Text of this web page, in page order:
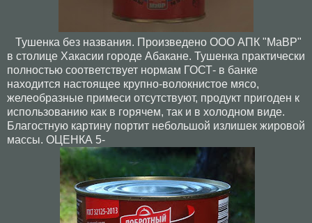
Тушенка без названия. Произведено ООО АПК "МаВР"
в столице Хакасии городе Абакане. Тушенка практически
полностью соответствует нормам ГОСТ- в банке
находится настоящее крупно-волокнистое мясо,
желеобразные примеси отсутствуют, продукт пригоден к
использованию как в горячем, так и в холодном виде.
Благостную картину портит небольшой излишек жировой
массы. ОЦЕНКА 5-